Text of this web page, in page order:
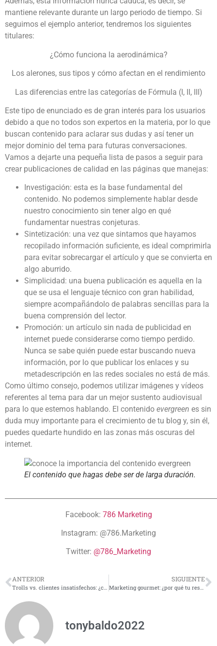
mantiene relevante durante un largo periodo de tiempo. Si
seguimos el ejemplo anterior, tendremos los siguientes
titulares:
¿Cómo funciona la aerodinámica?
Los alerones, sus tipos y cómo afectan en el rendimiento
Las diferencias entre las categorías de Fórmula (I, II, III)
Este tipo de enunciado es de gran interés para los usuarios
debido a que no todos son expertos en la materia, por lo que
buscan contenido para aclarar sus dudas y así tener un
mejor dominio del tema para futuras conversaciones.
Vamos a dejarte una pequeña lista de pasos a seguir para
crear publicaciones de calidad en las páginas que manejas:
Investigación: esta es la base fundamental del
contenido. No podemos simplemente hablar desde
nuestro conocimiento sin tener algo en qué
fundamentar nuestras conjeturas.
Sintetización: una vez que sintamos que hayamos
recopilado información suficiente, es ideal comprimirla
para evitar sobrecargar el artículo y que se convierta en
algo aburrido.
Simplicidad: una buena publicación es aquella en la
que se usa el lenguaje técnico con gran habilidad,
siempre acompañándolo de palabras sencillas para la
buena comprensión del lector.
Promoción: un artículo sin nada de publicidad en
internet puede considerarse como tiempo perdido.
Nunca se sabe quién puede estar buscando nueva
información, por lo que publicar los enlaces y su
metadescripción en las redes sociales no está de más.
Como último consejo, podemos utilizar imágenes y vídeos
referentes al tema para dar un mejor sustento audiovisual
para lo que estemos hablando. El contenido evergreen es sin
duda muy importante para el crecimiento de tu blog y, sin él,
puedes quedarte hundido en las zonas más oscuras del
internet.
El contenido que hagas debe ser de larga duración.
Facebook: 786 Marketing
Instagram: @786.Marketing
Twitter: @786_Marketing
ANTERIOR SIGUIENTE
tonybaldo2022